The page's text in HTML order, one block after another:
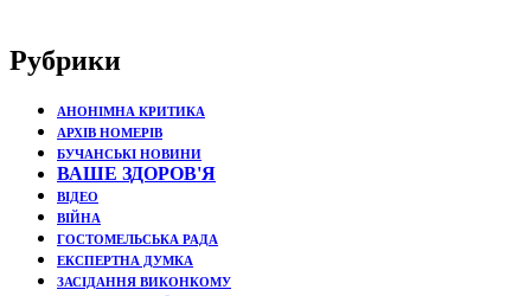
Рубрики
АНОНІМНА КРИТИКА
АРХІВ НОМЕРІВ
БУЧАНСЬКІ НОВИНИ
ВАШЕ ЗДОРОВ'Я
ВІДЕО
ВІЙНА
ГОСТОМЕЛЬСЬКА РАДА
ЕКСПЕРТНА ДУМКА
ЗАСІДАННЯ ВИКОНКОМУ